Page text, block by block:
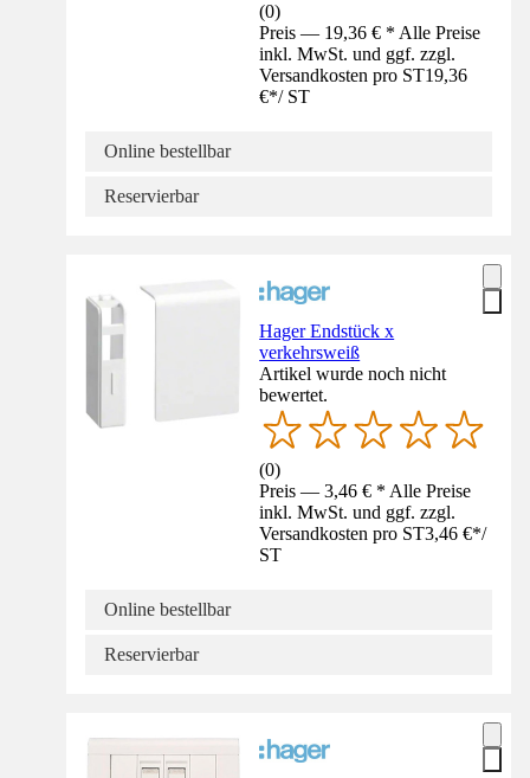
(0)
Preis — 19,36 € * Alle Preise
inkl. MwSt. und ggf. zzgl.
Versandkosten pro ST19,36
€*/ ST
Online bestellbar
Reservierbar
Hager Endstück x
verkehrsweiß
Artikel wurde noch nicht
bewertet.
(0)
Preis — 3,46 € * Alle Preise
inkl. MwSt. und ggf. zzgl.
Versandkosten pro ST3,46 €*/
ST
Online bestellbar
Reservierbar